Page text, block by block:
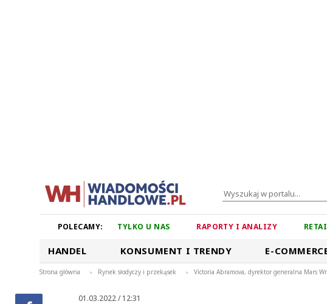
POLECAMY: TYLKO U NAS RAPORTY I ANALIZY
HANDEL KONSUMENT I TRENDY E-
Strona główna > Rynek słodyczy i przekąsek > Victoria Abramova, dyrektor generalna Mars
01.03.2022 / 12:31